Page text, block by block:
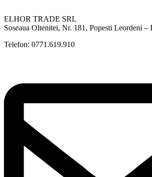
ELHOR TRADE SRL
Soseaua Oltenitei, Nr. 181, Popesti Leordeni –
Telefon: 0771.619.910